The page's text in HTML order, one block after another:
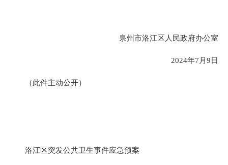
泉州市洛江区人民政府办公室
2024年7月9日
（此件主动公开）
洛江区突发公共卫生事件应急预案